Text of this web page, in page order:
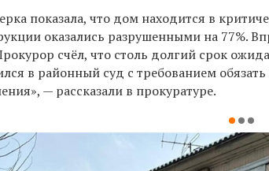
показала, что дом находится в
оказались разрушенными на 77%.
счёл, что столь долгий срок
в районный суд с требованием
— рассказали в прокуратуре.